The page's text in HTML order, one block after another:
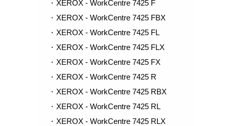
XEROX - WorkCentre 7425 F
XEROX - WorkCentre 7425 FBX
XEROX - WorkCentre 7425 FL
XEROX - WorkCentre 7425 FLX
XEROX - WorkCentre 7425 FX
XEROX - WorkCentre 7425 R
XEROX - WorkCentre 7425 RBX
XEROX - WorkCentre 7425 RL
XEROX - WorkCentre 7425 RLX